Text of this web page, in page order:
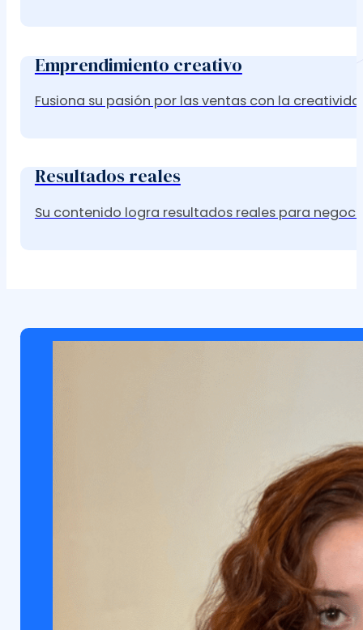
Emprendimiento creativo
Fusiona su pasión por las ventas con la
Resultados reales
Su contenido logra resultados reales para